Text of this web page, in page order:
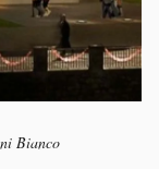
Bianco